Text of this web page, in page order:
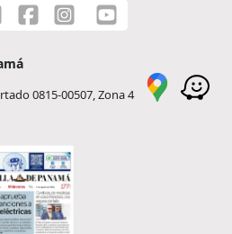
0815-00507, Zona 4